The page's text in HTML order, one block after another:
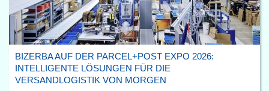
BIZERBA AUF DER PARCEL+POST EXPO 2026:
INTELLIGENTE LÖSUNGEN FÜR DIE
VERSANDLOGISTIK VON MORGEN